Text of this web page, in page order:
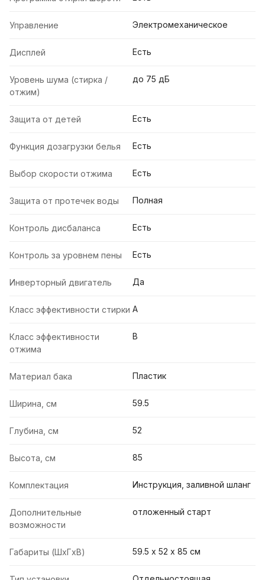
Управление Электромеханическое
Дисплей Есть
Уровень шума (стирка /
отжим)
до 75 дБ
Защита от детей Есть
Функция дозагрузки белья Есть
Выбор скорости отжима Есть
Защита от протечек воды Полная
Контроль дисбаланса Есть
Контроль за уровнем пены Есть
Инверторный двигатель Да
Класс эффективности стирки A
Класс эффективности
отжима
B
Материал бака Пластик
Ширина, см 59.5
Глубина, см 52
Высота, см 85
Комплектация Инструкция, заливной шланг
Дополнительные
возможности
отложенный старт
Габариты (ШxГxВ) 59.5 х 52 х 85 см